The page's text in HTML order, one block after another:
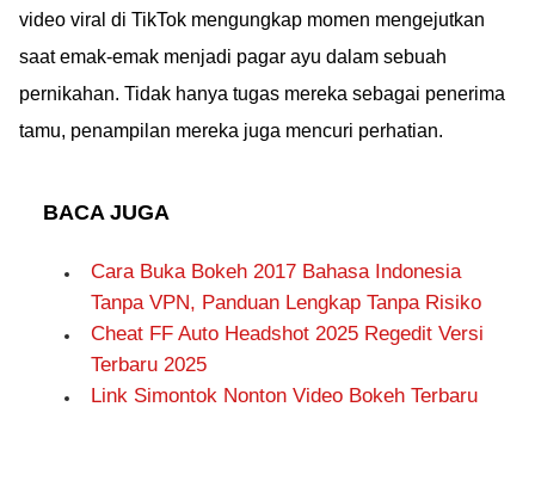
video viral di TikTok mengungkap momen mengejutkan
saat emak-emak menjadi pagar ayu dalam sebuah
pernikahan. Tidak hanya tugas mereka sebagai penerima
tamu, penampilan mereka juga mencuri perhatian.
BACA JUGA
Cara Buka Bokeh 2017 Bahasa Indonesia
Tanpa VPN, Panduan Lengkap Tanpa Risiko
Cheat FF Auto Headshot 2025 Regedit Versi
Terbaru 2025
Link Simontok Nonton Video Bokeh Terbaru